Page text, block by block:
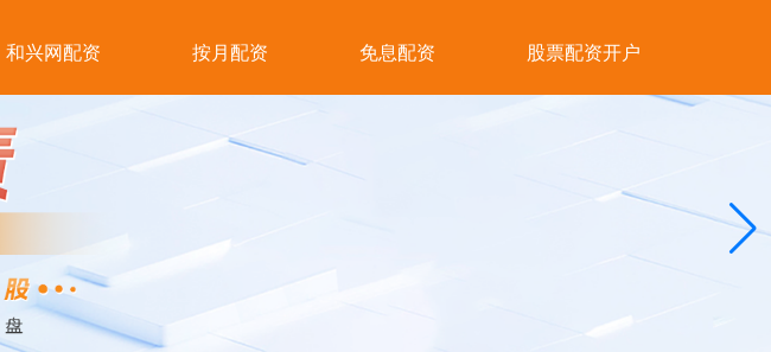
和兴网配资 按月配资 免息配资 股票配资开户